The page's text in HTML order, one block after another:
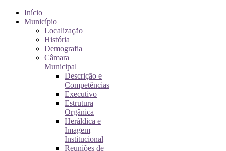
Início
Município
Localização
História
Demografia
Câmara
Municipal
Descrição e
Competências
Executivo
Estrutura
Orgânica
Heráldica e
Imagem
Institucional
Reuniões de